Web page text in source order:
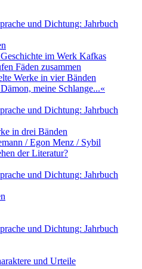
und Dichtung: Jahrbuch
im Werk Kafkas
Fäden zusammen
Werke in vier Bänden
meine Schlange...«
und Dichtung: Jahrbuch
in drei Bänden
/ Egon Menz / Sybil
der Literatur?
und Dichtung: Jahrbuch
und Dichtung: Jahrbuch
und Urteile